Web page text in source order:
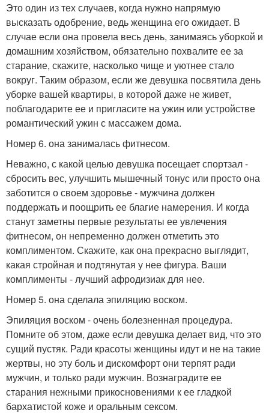
Это один из тех случаев, когда нужно напрямую
высказать одобрение, ведь женщина его ожидает. В
случае если она провела весь день, занимаясь уборкой и
домашним хозяйством, обязательно похвалите ее за
старание, скажите, насколько чище и уютнее стало
вокруг. Таким образом, если же девушка посвятила день
уборке вашей квартиры, в которой даже не живет,
поблагодарите ее и пригласите на ужин или устройстве
романтический ужин с массажем дома.
Номер 6. она занималась фитнесом.
Неважно, с какой целью девушка посещает спортзал -
сбросить вес, улучшить мышечный тонус или просто она
заботится о своем здоровье - мужчина должен
поддержать и поощрить ее благие намерения. И когда
станут заметны первые результаты ее увлечения
фитнесом, он непременно должен отметить это
комплиментом. Скажите, как она прекрасно выглядит,
какая стройная и подтянутая у нее фигура. Ваши
комплименты - лучший афродизиак для нее.
Номер 5. она сделала эпиляцию воском.
Эпиляция воском - очень болезненная процедура.
Помните об этом, даже если девушка делает вид, что это
сущий пустяк. Ради красоты женщины идут и не на такие
жертвы, но эту боль и дискомфорт они терпят ради
мужчин, и только ради мужчин. Вознаградите ее
старания нежными прикосновениями к ее гладкой
бархатистой коже и оральным сексом.